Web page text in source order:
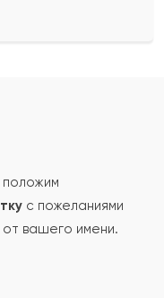
с пожеланиями
вашего имени.